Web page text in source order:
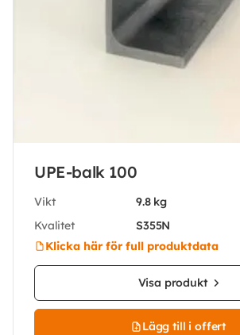
UPE-balk 100
Vikt
9.8 kg
Kvalitet
S355N
Klicka här för full produktdata
Visa produkt
Lägg till i offert